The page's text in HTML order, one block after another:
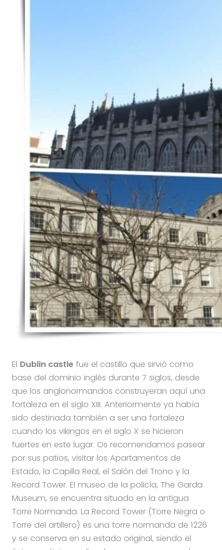
El Dublin castlefue el castillo que sirvió como
base del dominio inglés durante 7 siglos, desde
que los anglonormandos construyeran aquí una
fortaleza en el siglo XIII. Anteriormente ya había
sido destinada también a ser una fortaleza
cuando los vikingos en el siglo X se hicieron
fuertes en este lugar. Os recomendamos pasear
por sus patios, visitar los Apartamentos de
Estado, la Capilla Real, el Salón del Trono y la
Record Tower. El museo de la policía, The Garda
Museum, se encuentra situado en la antigua
Torre Normanda. La Record Tower (Torre Negra o
Torre del artillero) es una torre normanda de 1226
y se conserva en su estado original, siendo el